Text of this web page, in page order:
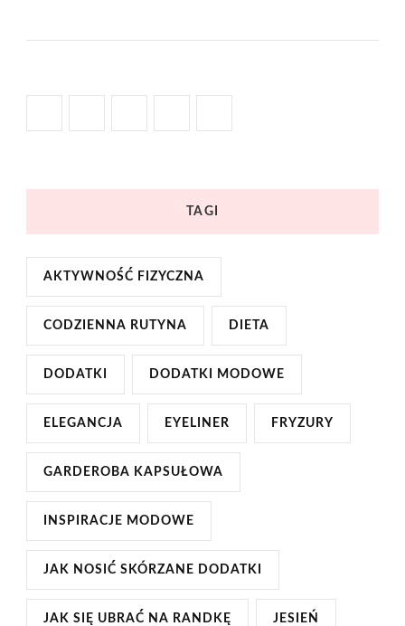
TAGI
AKTYWNOŚĆ FIZYCZNA
CODZIENNA RUTYNA DIETA
DODATKI DODATKI MODOWE
ELEGANCJA EYELINER FRYZURY
GARDEROBA KAPSUŁOWA
INSPIRACJE MODOWE
JAK NOSIĆ SKÓRZANE DODATKI
JAK SIĘ UBRAĆ NA RANDKĘ JESIEŃ